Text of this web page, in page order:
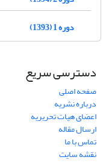
دوره 1 (1393)
دسترسی سریع
صفحه اصلی
درباره نشریه
اعضای هیات تحریریه
ارسال مقاله
تماس با ما
نقشه سایت